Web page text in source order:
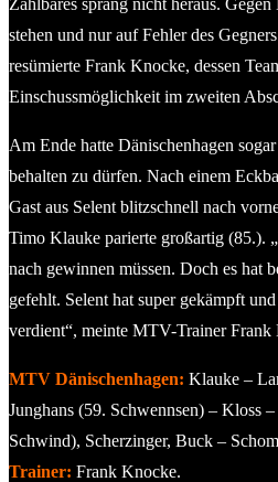
stehen und nur auf Fehler des
resümierte Frank Knocke, dessen
Einschussmöglichkeit im zweiten
Am Ende hatte Dänischenhagen
behalten zu dürfen. Nach einem
Gast aus Selent blitzschnell nach
Timo Klauke parierte großartig (85.).
nach gewinnen müssen. Doch es hat
gefehlt. Selent hat super gekämpft
verdient“, meinte MTV-Trainer Frank
MTV Dänischenhagen: Klauke –
Junghans (59. Schwennsen) – Kloss
Schwind), Scherzinger, Buck –
Trainer: Frank Knocke.